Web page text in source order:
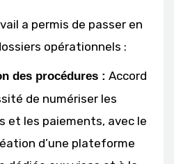
a permis de passer en
opérationnels :
des procédures : Accord
de numériser les
et les paiements, avec le
d’une plateforme